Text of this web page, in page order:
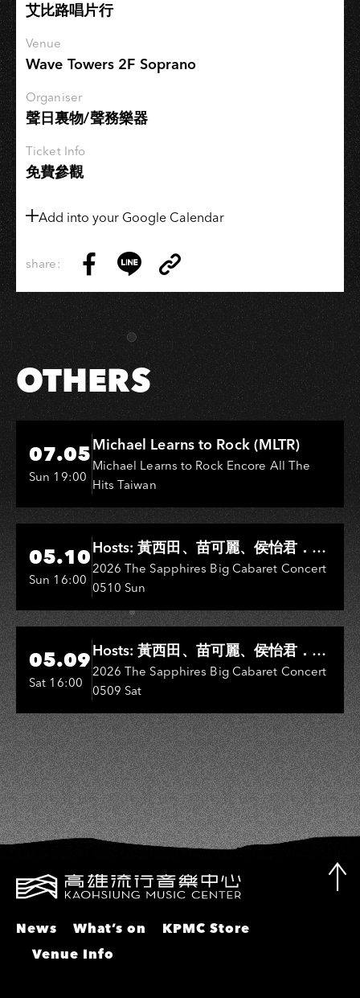
音
聆
講
座：
家
衛
影
樂
會》
艾比路唱片行
Venue
Wave Towers 2F Soprano
Organiser
聲日裏物/聲務樂器
Ticket Info
免費參觀
Add into your Google Calendar
share:
on
Facebook
on
LINE
Link
Copy
Link
OTHERS
Hi-Ing Music Hall
07.05
Sun 19:00
Michael Learns to Rock (MLTR)
Michael Learns to Rock Encore All The
Hits Taiwan
Hi-Ing Music Hall
05.10
Sun 16:00
Hosts: 黃西田、苗可麗、侯怡君．
Entertainers: 葉啟田、鳥來嬤-吳
敏、王彩樺、王瑞霞、吳淑敏、施文
彬、邵大倫、曹雅雯、陳孟賢、黃露
瑤
2026 The Sapphires Big Cabaret Concert
0510 Sun
Hi-Ing Music Hall
05.09
Sat 16:00
Hosts: 黃西田、苗可麗、侯怡君．
Entertainers: 葉啟田、鳥來嬤-吳
敏、張秀卿、王彩樺、吳淑敏、施文
彬、邵大倫、曹雅雯、陳孟賢、黃露
瑤
2026 The Sapphires Big Cabaret Concert
0509 Sat
News What’s on
KPMC Store
Venue Info